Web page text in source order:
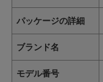
パッケージの詳細
ブランド名
モデル番号